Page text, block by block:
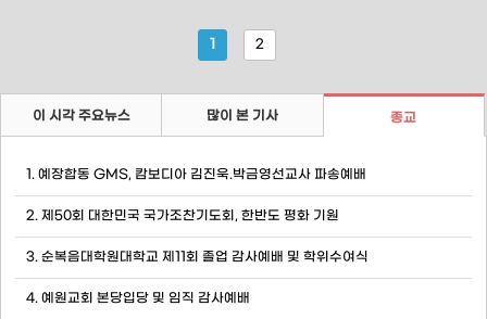
1 2
이 시각 주요뉴스 많이 본 기사 종교
1. 예장합동 GMS, 캄보디아 김진욱.박금영선교사 파송예배
2. 제50회 대한민국 국가조찬기도회, 한반도 평화 기원
3. 순복음대학원대학교 제11회 졸업 감사예배 및 학위수여식
4. 예원교회 본당입당 및 임직 감사예배